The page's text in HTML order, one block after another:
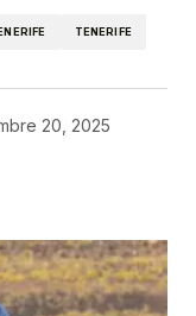
TENERIFE
20, 2025